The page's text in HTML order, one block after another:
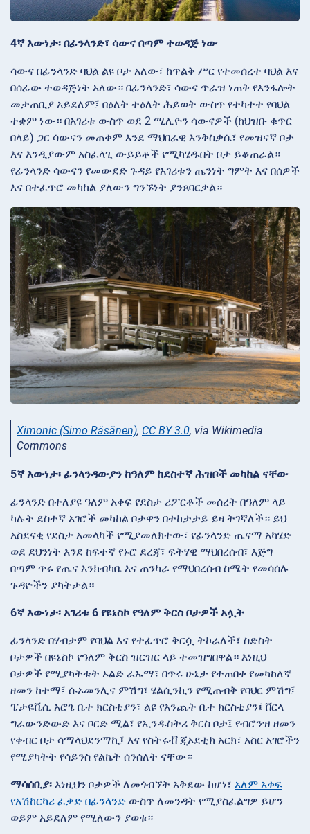
4ኛ እውነታ፡ በፊንላንድ፣ ሳውና በጣም ተወዳጅ ነው
ሳውና በፊንላንድ ባህል ልዩ ቦታ አለው፣ ከጥልቅ ሥር የተመሰረተ ባህል እና
በሰፊው ተወዳጅነት አለው። በፊንላንድ፣ ሳውና ጥራዝ ነጠቅ የእንፋሎት
መታጠቢያ አይደለም፤ በዕለት ተዕለት ሕይወት ውስጥ የተካተተ የባህል
ተቋም ነው። በአገሪቱ ውስጥ ወደ 2 ሚሊዮን ሳውናዎች (ከህዝቡ ቁጥር
በላይ) ጋር ሳውናን መጠቀም እንደ ማህበራዊ እንቅስቃሴ፣ የመዝናኛ ቦታ
እና እንዲያውም አስፈላጊ ውይይቶች የሚካሄዱበት ቦታ ይቆጠራል።
የፊንላንድ ሳውናን የመውደድ ጉዳይ የአገሪቱን ጤንነት ግምት እና በሰዎች
እና በተፈጥሮ መካከል ያለውን ግንኙነት ያንጸባርቃል።
Ximonic (Simo Räsänen), CC BY 3.0, via Wikimedia
Commons
5ኛ እውነታ፡ ፊንላንዳውያን ከዓለም ከደስተኛ ሕዝቦች መካከል ናቸው
ፊንላንድ በተለያዩ ዓለም አቀፍ የደስታ ሪፖርቶች መሰረት በዓለም ላይ
ካሉት ደስተኛ አገሮች መካከል ቦታዋን በተከታታይ ይዛ ትገኛለች። ይህ
አስደናቂ የደስታ አመላካች የሚያመለክተው፣ የፊንላንድ ጤናማ አካሄድ
ወደ ደህንነት እንደ ከፍተኛ የኑሮ ደረጃ፣ ፍትሃዊ ማህበረሰብ፣ እጅግ
በጣም ጥሩ የጤና እንክብካቤ እና ጠንካራ የማህበረሰብ ስሜት የመሳሰሉ
ጉዳዮችን ያካትታል።
6ኛ እውነታ፡ አገሪቱ 6 የዩኔስኮ የዓለም ቅርስ ቦታዎች አሏት
ፊንላንድ በሃብታም የባህል እና የተፈጥሮ ቅርሷ ትኮራለች፣ ስድስት
ቦታዎች በዩኔስኮ የዓለም ቅርስ ዝርዝር ላይ ተመዝግበዋል። እነዚህ
ቦታዎች የሚያካትቱት ኦልድ ራኡማ፣ በጥሩ ሁኔታ የተጠበቀ የመካከለኛ
ዘመን ከተማ፤ ሱኦመንሊና ምሽግ፣ ሄልሲንኪን የሚጠብቅ የባህር ምሽግ፤
ፔታዬቬሲ አሮጌ ቤተ ክርስቲያን፣ ልዩ የእንጨት ቤተ ክርስቲያን፤ ቨርላ
ግራውንድውድ እና ቦርድ ሚል፣ የኢንዱስትሪ ቅርስ ቦታ፤ የብሮንዝ ዘመን
የቀብር ቦታ ሳማላህደንማኪ፤ እና የስትሩቭ ጂኦደቲክ አርክ፣ አስር አገሮችን
የሚያካትት የሳይንስ የልኬት ሰንሰለት ናቸው።
ማሳሰቢያ፡ እነዚህን ቦታዎች ለመጎብኘት አቅደው ከሆነ፣ አለም አቀፍ
የአሽከርካሪ ፈቃድ በፊንላንድ ውስጥ ለመንዳት የሚያስፈልግዎ ይሆን
ወይም አይደለም የሚለውን ያወቁ።